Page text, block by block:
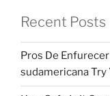
Recent Posts
Pros De
sudamericana